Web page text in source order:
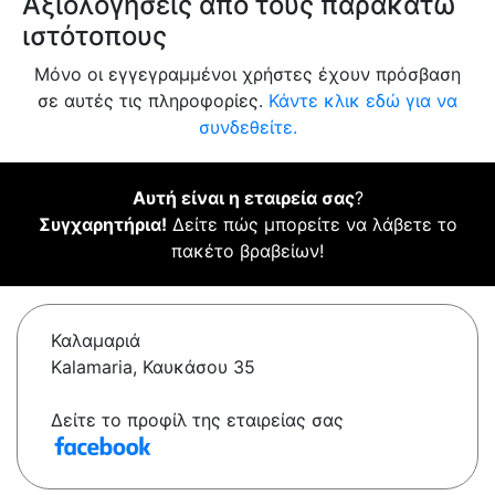
ιστότοπους
Μόνο οι εγγεγραμμένοι χρήστες έχουν πρόσβαση
σε αυτές τις πληροφορίες. Κάντε κλικ εδώ για να
συνδεθείτε.
Αυτή είναι η εταιρεία σας?
Συγχαρητήρια! Δείτε πώς μπορείτε να λάβετε το
πακέτο βραβείων!
Καλαμαριά
Kalamaria, Καυκάσου 35
Δείτε το προφίλ της εταιρείας σας